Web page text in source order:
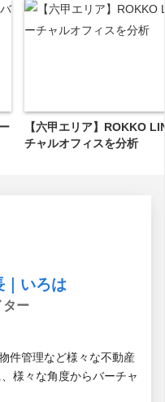
【六甲エリア】ROKKO
チャルオフィスを分析
｜いろは
ター
件管理など様々な不動産
様々な角度からバーチャ